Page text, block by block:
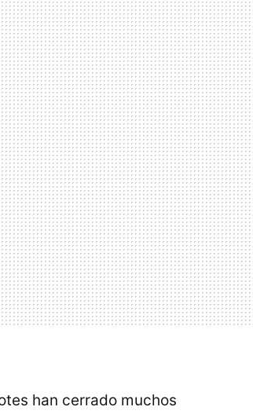
han cerrado muchos